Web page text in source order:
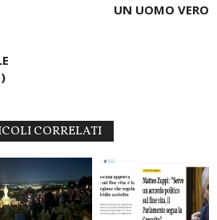
UN UOMO VERO
CORRELATI